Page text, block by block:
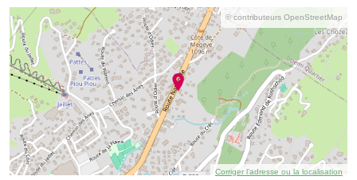
© contributeurs OpenStreetMap
Corriger l’adresse ou la localisation